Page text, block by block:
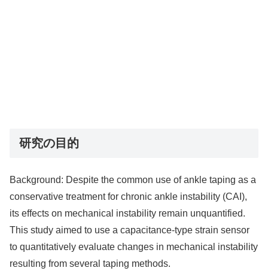
研究の目的
Background: Despite the common use of ankle taping as a
conservative treatment for chronic ankle instability (CAI),
its effects on mechanical instability remain unquantified.
This study aimed to use a capacitance-type strain sensor
to quantitatively evaluate changes in mechanical instability
resulting from several taping methods.